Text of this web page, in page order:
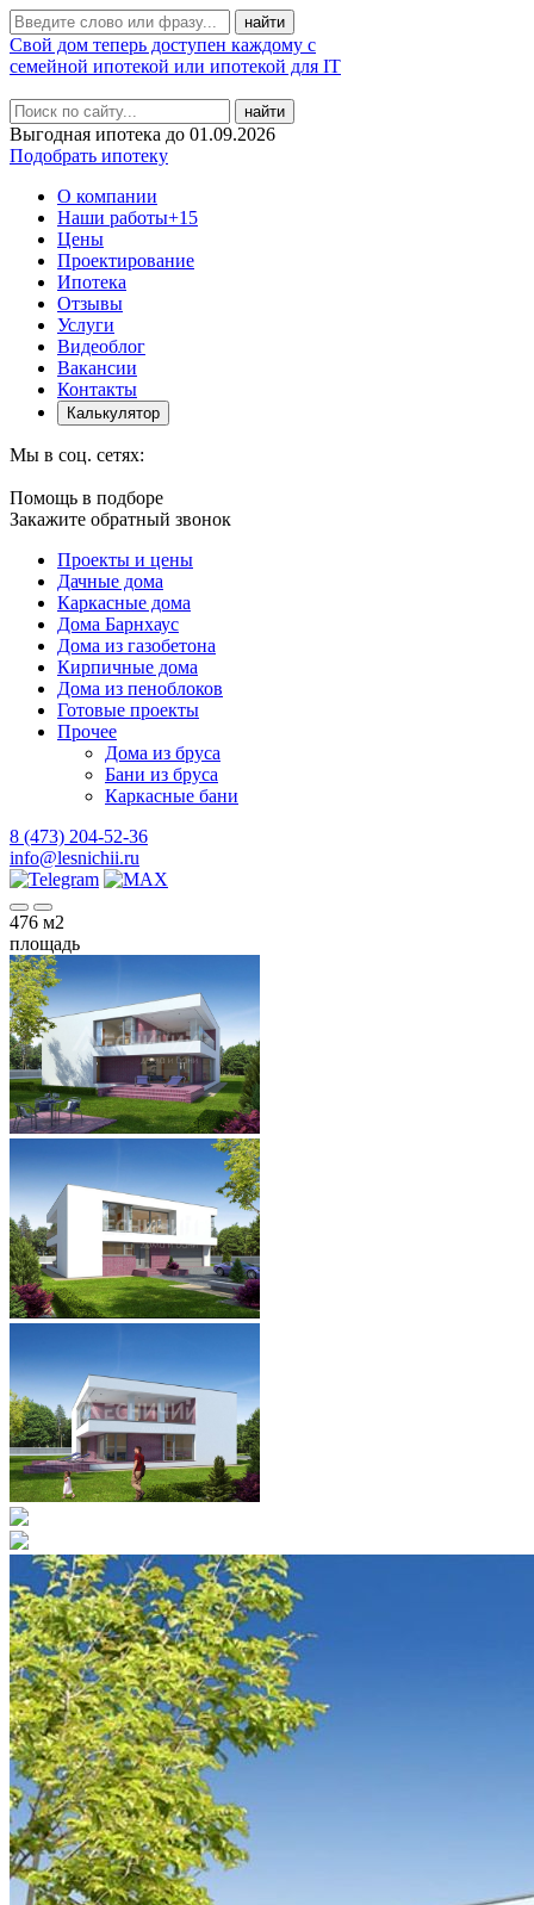
Свой дом теперь доступен каждому с
семейной ипотекой или ипотекой для IT
найти
Выгодная ипотека до 01.09.2026
Подобрать ипотеку
О компании
Наши работы+15
Цены
Проектирование
Ипотека
Отзывы
Услуги
Видеоблог
Вакансии
Контакты
Калькулятор
Мы в соц. сетях:
Помощь в подборе
Закажите обратный звонок
Проекты и цены
Дачные дома
Каркасные дома
Дома Барнхаус
Дома из газобетона
Кирпичные дома
Дома из пеноблоков
Готовые проекты
Прочее
Дома из бруса
Бани из бруса
Каркасные бани
8 (473) 204-52-36
info@lesnichii.ru
476 м2
площадь